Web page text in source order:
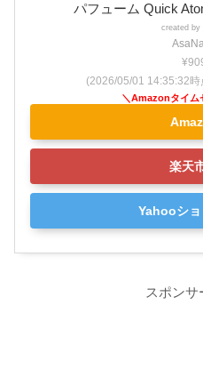
パフューム Quick
created by
(2026/05/01 14:35:32
楽天
Yahooシ
スポンサ